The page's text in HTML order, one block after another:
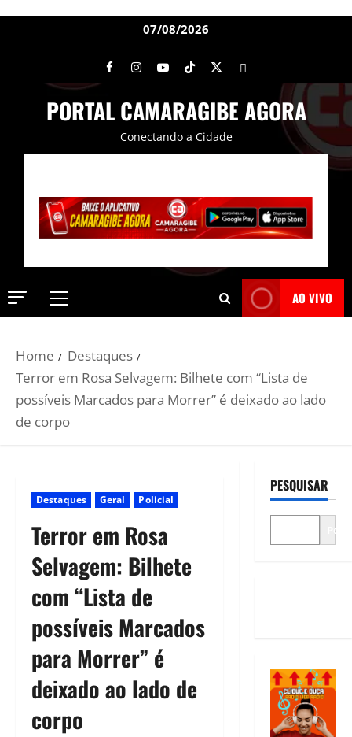
07/08/2026
PORTAL CAMARAGIBE AGORA
Conectando a Cidade
AO VIVO
Home
Destaques
Terror em Rosa Selvagem: Bilhete com “Lista de
possíveis Marcados para Morrer” é deixado ao lado
de corpo
Destaques Geral Policial
Terror em Rosa
Selvagem: Bilhete
com “Lista de
possíveis Marcados
para Morrer” é
deixado ao lado de
corpo
PESQUISAR